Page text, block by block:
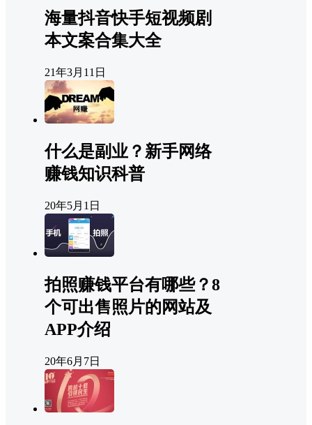
海量抖音快手短视频剧
本文案合集大全
21年3月11日
什么是副业？新手网络
赚钱知识科普
20年5月1日
拍照赚钱平台有哪些？8
个可出售照片的网站及
APP介绍
20年6月7日